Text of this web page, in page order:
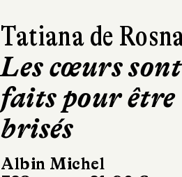
Tatiana de
Les cœurs sont
faits pour être
brisés
Albin Michel